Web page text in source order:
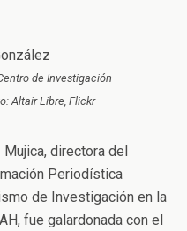
de Investigación
Altair Libre, Flickr
directora del
Periodística
de Investigación en la
fue galardonada con el